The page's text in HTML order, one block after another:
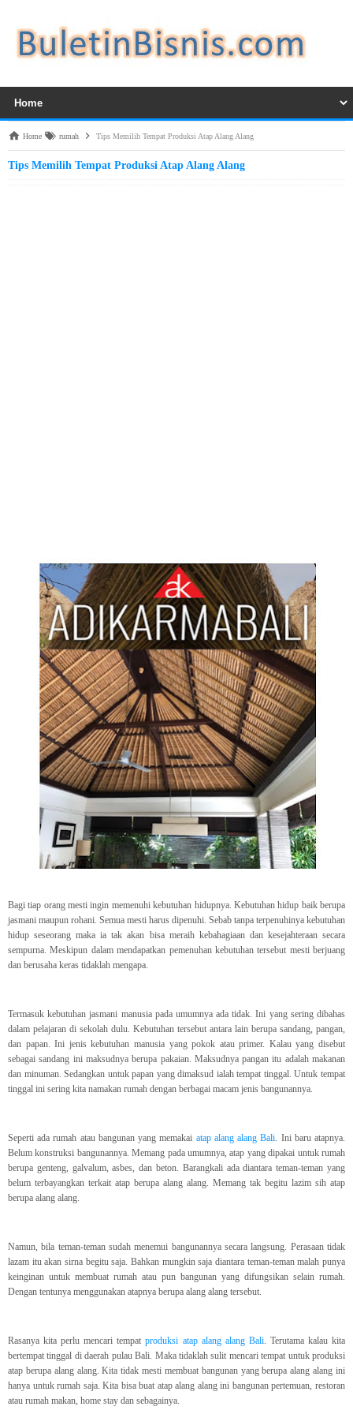
Home rumah Tips Memilih Tempat Produksi Atap Alang Alang
Tips Memilih Tempat Produksi Atap Alang Alang
Bagi tiap orang mesti ingin memenuhi kebutuhan hidupnya. Kebutuhan hidup baik berupa
jasmani maupun rohani. Semua mesti harus dipenuhi. Sebab tanpa terpenuhinya kebutuhan
hidup seseorang maka ia tak akan bisa meraih kebahagiaan dan kesejahteraan secara
sempurna. Meskipun dalam mendapatkan pemenuhan kebutuhan tersebut mesti berjuang
dan berusaha keras tidaklah mengapa.
Termasuk kebutuhan jasmani manusia pada umumnya ada tidak. Ini yang sering dibahas
dalam pelajaran di sekolah dulu. Kebutuhan tersebut antara lain berupa sandang, pangan,
dan papan. Ini jenis kebutuhan manusia yang pokok atau primer. Kalau yang disebut
sebagai sandang ini maksudnya berupa pakaian. Maksudnya pangan itu adalah makanan
dan minuman. Sedangkan untuk papan yang dimaksud ialah tempat tinggal. Untuk tempat
tinggal ini sering kita namakan rumah dengan berbagai macam jenis bangunannya.
Seperti ada rumah atau bangunan yang memakai atap alang alang Bali. Ini baru atapnya.
Belum konstruksi bangunannya. Memang pada umumnya, atap yang dipakai untuk rumah
berupa genteng, galvalum, asbes, dan beton. Barangkali ada diantara teman-teman yang
belum terbayangkan terkait atap berupa alang alang. Memang tak begitu lazim sih atap
berupa alang alang.
Namun, bila teman-teman sudah menemui bangunannya secara langsung. Perasaan tidak
lazam itu akan sirna begitu saja. Bahkan mungkin saja diantara teman-teman malah punya
keinginan untuk membuat rumah atau pun bangunan yang difungsikan selain rumah.
Dengan tentunya menggunakan atapnya berupa alang alang tersebut.
Rasanya kita perlu mencari tempatproduksi atap alang alang Bali. Terutama kalau kita
bertempat tinggal di daerah pulau Bali. Maka tidaklah sulit mencari tempat untuk produksi
atap berupa alang alang. Kita tidak mesti membuat bangunan yang berupa alang alang ini
hanya untuk rumah saja. Kita bisa buat atap alang alang ini bangunan pertemuan, restoran
atau rumah makan, home stay dan sebagainya.